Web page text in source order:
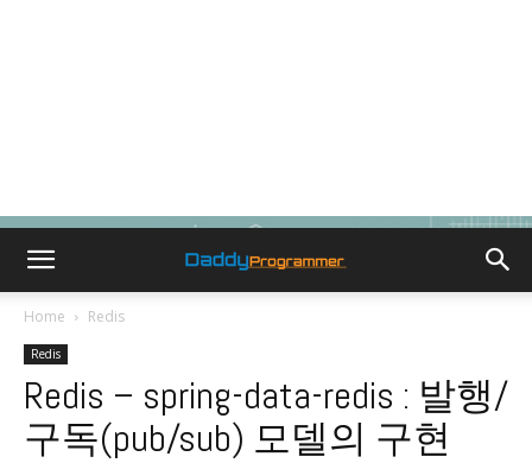
Home Redis
Redis
Redis – spring-data-redis : 발행/
구독(pub/sub) 모델의 구현